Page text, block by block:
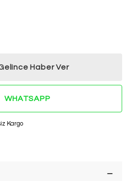
Haber Ver
WHATSAPP
Kargo